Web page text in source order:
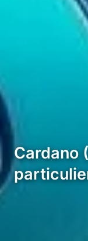
Cardano